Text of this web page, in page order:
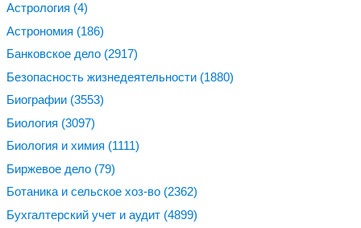
Астрология (4)
Астрономия (186)
Банковское дело (2917)
Безопасность жизнедеятельности (1880)
Биографии (3553)
Биология (3097)
Биология и химия (1111)
Биржевое дело (79)
Ботаника и сельское хоз-во (2362)
Бухгалтерский учет и аудит (4899)